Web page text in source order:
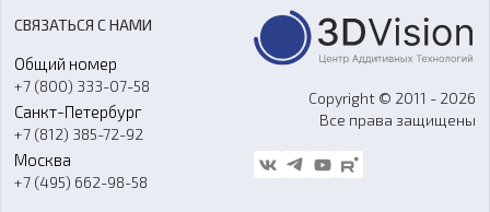
Оборудование и материалы для вакуумного литья
Аксессуары и прочее оборудование
Программное обеспечение
Ремонт и услуги
О компании
Контакты
Гос. закупки
Стать дилером
Блог
СВЯЗАТЬСЯ С НАМИ
Общий номер
+7 (800) 333-07-58
Санкт-Петербург
+7 (812) 385-72-92
Москва
+7 (495) 662-98-58
Copyright © 2011 - 2026
Все права защищены